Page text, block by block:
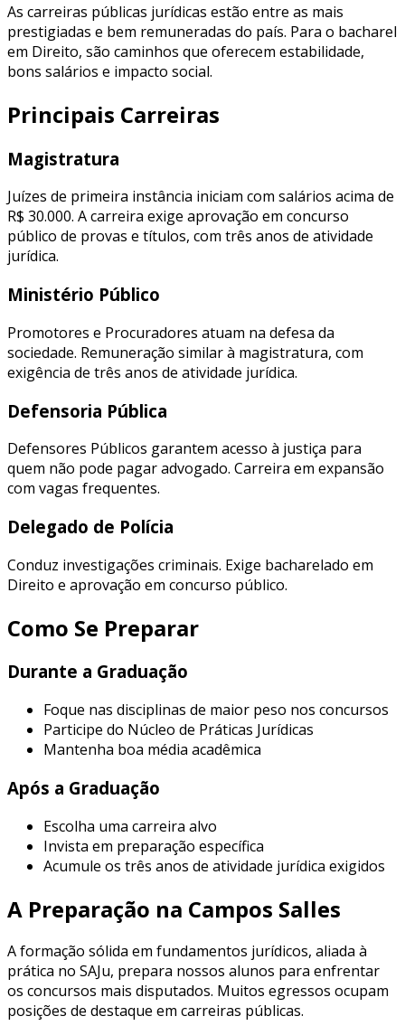
As carreiras públicas jurídicas estão entre as mais
prestigiadas e bem remuneradas do país. Para o bacharel
em Direito, são caminhos que oferecem estabilidade,
bons salários e impacto social.
Principais Carreiras
Magistratura
Juízes de primeira instância iniciam com salários acima de
R$ 30.000. A carreira exige aprovação em concurso
público de provas e títulos, com três anos de atividade
jurídica.
Ministério Público
Promotores e Procuradores atuam na defesa da
sociedade. Remuneração similar à magistratura, com
exigência de três anos de atividade jurídica.
Defensoria Pública
Defensores Públicos garantem acesso à justiça para
quem não pode pagar advogado. Carreira em expansão
com vagas frequentes.
Delegado de Polícia
Conduz investigações criminais. Exige bacharelado em
Direito e aprovação em concurso público.
Como Se Preparar
Durante a Graduação
Foque nas disciplinas de maior peso nos concursos
Participe do Núcleo de Práticas Jurídicas
Mantenha boa média acadêmica
Após a Graduação
Escolha uma carreira alvo
Invista em preparação específica
Acumule os três anos de atividade jurídica exigidos
A Preparação na Campos Salles
A formação sólida em fundamentos jurídicos, aliada à
prática no SAJu, prepara nossos alunos para enfrentar
os concursos mais disputados. Muitos egressos ocupam
posições de destaque em carreiras públicas.